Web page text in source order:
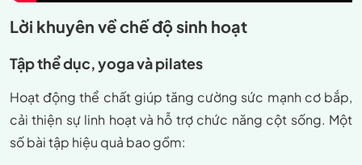
Lời khuyên về chế độ sinh hoạt
Tập thể dục, yoga và pilates
Hoạt động thể chất giúp tăng cường sức mạnh cơ bắp,
cải thiện sự linh hoạt và hỗ trợ chức năng cột sống. Một
số bài tập hiệu quả bao gồm: